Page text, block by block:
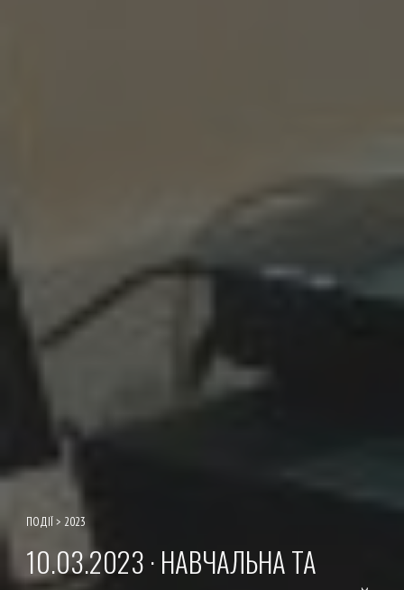
ПОДІЇ> 2023
10.03.2023 · НАВЧАЛЬНА ТА